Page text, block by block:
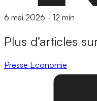
6 mai 2026 - 12 min
Plus d’articles
Presse Economie